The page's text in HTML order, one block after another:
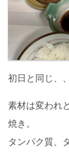
初日と同じ、、
素材は変われ
焼き。
タンパク質、